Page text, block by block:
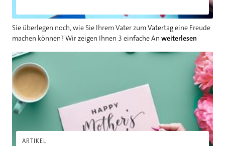
Sie überlegen noch, wie Sie Ihrem Vater zum Vatertag eine Freude
machen können? Wir zeigen Ihnen 3 einfache An weiterlesen
ARTIKEL
Geschenke zum Muttertag: 3 Ideen zum Selbermachen